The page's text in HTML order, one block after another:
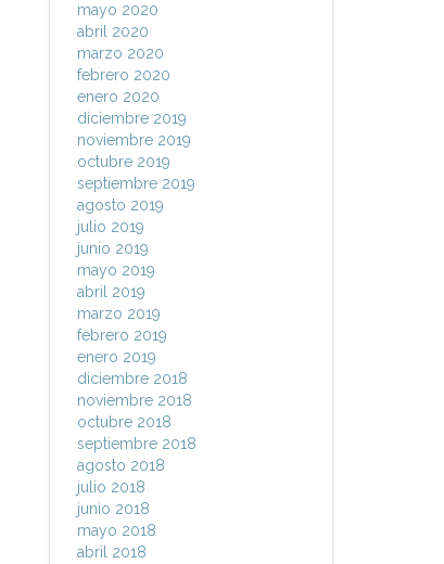
mayo 2020
abril 2020
marzo 2020
febrero 2020
enero 2020
diciembre 2019
noviembre 2019
octubre 2019
septiembre 2019
agosto 2019
julio 2019
junio 2019
mayo 2019
abril 2019
marzo 2019
febrero 2019
enero 2019
diciembre 2018
noviembre 2018
octubre 2018
septiembre 2018
agosto 2018
julio 2018
junio 2018
mayo 2018
abril 2018